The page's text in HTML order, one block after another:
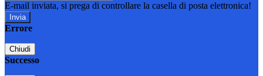
E-mail inviata, si prega di controllare la casella di posta elettronica!
Errore
Chiudi
Successo